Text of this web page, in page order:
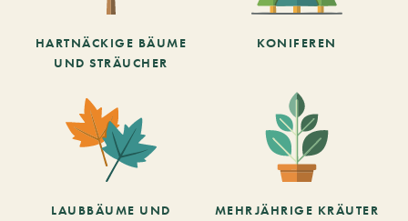
HARTNÄCKIGE BÄUME
UND STRÄUCHER
KONIFEREN
LAUBBÄUME UND
MEHRJÄHRIGE KRÄUTER